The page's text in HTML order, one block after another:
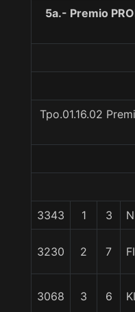
5a.- Premio
Tpo.01.16.02
3343 1 3
3230 2 7
3068 3 6